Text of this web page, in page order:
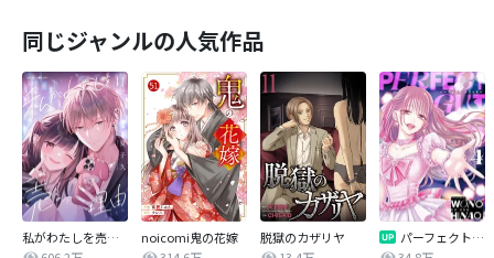
同じジャンルの人気作品
私がわたしを売る理由
noicomi鬼の花嫁
脱獄のカザリヤ
パーフェクトグリッター